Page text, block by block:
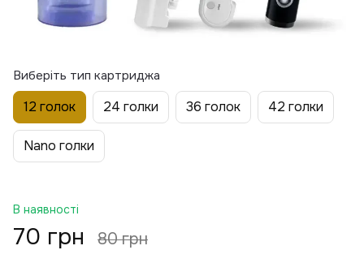
Виберіть тип картриджа
12 голок 24 голки 36 голок 42 голки
Nano голки
В наявності
70 грн 80 грн